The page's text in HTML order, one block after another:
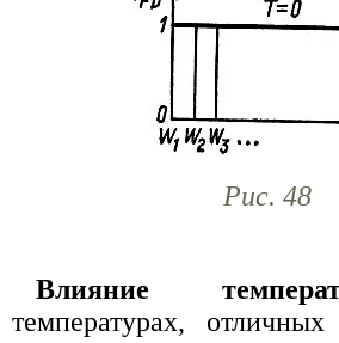
Рис. 48
Влияние
температурах,